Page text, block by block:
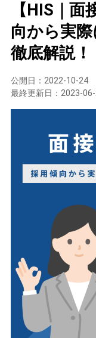
【HIS｜
向から実
徹底解説！
公開日： 2022-10-24
最終更新日： 2023-